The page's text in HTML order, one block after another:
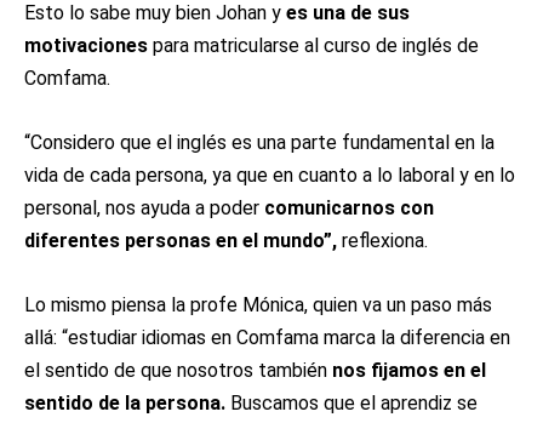
Esto lo sabe muy bien Johan y es una de sus
motivaciones para matricularse al curso de inglés de
Comfama.
“Considero que el inglés es una parte fundamental en la
vida de cada persona, ya que en cuanto a lo laboral y en lo
personal, nos ayuda a poder comunicarnos con
diferentes personas en el mundo”, reflexiona.
Lo mismo piensa la profe Mónica, quien va un paso más
allá: “estudiar idiomas en Comfama marca la diferencia en
el sentido de que nosotros también nos fijamos en el
sentido de la persona. Buscamos que el aprendiz se